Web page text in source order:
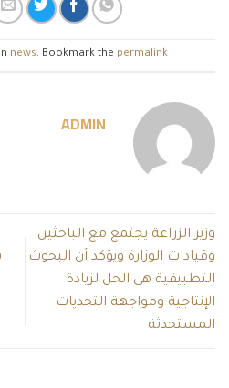
news. Bookmark the permalink
ADMIN
وزير الزراعة يجتمع مع الباحثين
وقيادات الوزارة ويؤكد أن البحوث
التطبيقية هى الحل لزيادة
الإنتاجية ومواجهة التحديات
المستحدثة